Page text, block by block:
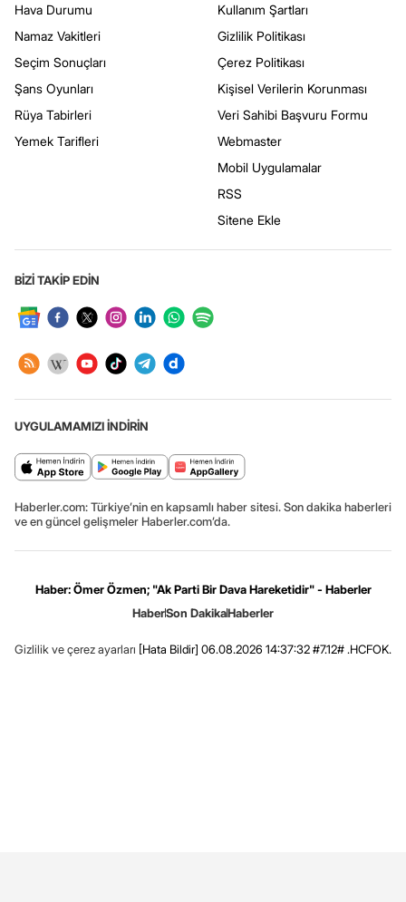
Hava Durumu
Namaz Vakitleri
Seçim Sonuçları
Şans Oyunları
Rüya Tabirleri
Yemek Tarifleri
Kullanım Şartları
Gizlilik Politikası
Çerez Politikası
Kişisel Verilerin Korunması
Veri Sahibi Başvuru Formu
Webmaster
Mobil Uygulamalar
RSS
Sitene Ekle
BİZİ TAKİP EDİN
UYGULAMAMIZI İNDİRİN
Haberler.com: Türkiye’nin en kapsamlı haber sitesi. Son dakika haberleri
ve en güncel gelişmeler Haberler.com’da.
Haber: Ömer Özmen; "Ak Parti Bir Dava Hareketidir" - Haberler
HaberSon DakikaHaberler
Gizlilik ve çerez ayarları [Hata Bildir] 06.08.2026 14:37:32 #7.12# .HCFOK.